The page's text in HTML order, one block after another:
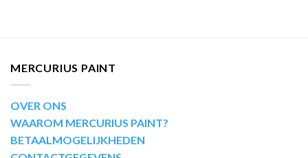
MERCURIUS PAINT
OVER ONS
WAAROM MERCURIUS PAINT?
BETAALMOGELIJKHEDEN